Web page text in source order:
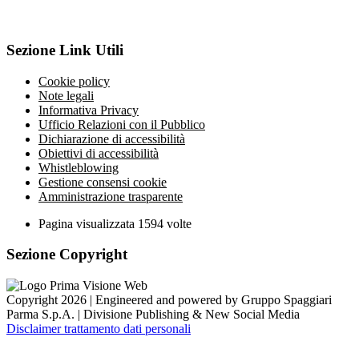
Sezione Link Utili
Cookie policy
Note legali
Informativa Privacy
Ufficio Relazioni con il Pubblico
Dichiarazione di accessibilità
Obiettivi di accessibilità
Whistleblowing
Gestione consensi cookie
Amministrazione trasparente
Pagina visualizzata 1594 volte
Sezione Copyright
Copyright 2026 | Engineered and powered by Gruppo Spaggiari
Parma S.p.A. | Divisione Publishing & New Social Media
Disclaimer trattamento dati personali